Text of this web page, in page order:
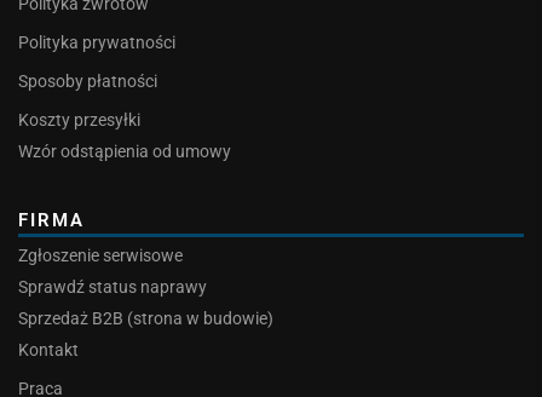
Polityka prywatności
Sposoby płatności
Koszty przesyłki
Wzór odstąpienia od umowy
FIRMA
Zgłoszenie serwisowe
Sprawdź status naprawy
Sprzedaż B2B (strona w budowie)
Kontakt
Praca